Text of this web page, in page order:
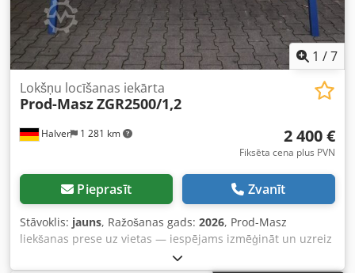
1 /7
Halver 1 281 km
Lokšņu locīšanas iekārta
Prod-MaszZGR2500/1,2
2 400 €
Fiksēta cena plus PVN
Pieprasīt Zvanīt
Stāvoklis: jauns, Ražošanas gads: 2026, Prod-Masz
liekšanas prese uz vietas — iespējams izmēģināt un uzreiz
paņemt līdzi. Uz vietas tiek nodrošināta profesionāla